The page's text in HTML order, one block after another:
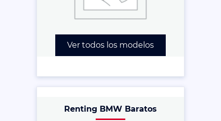
Ver todos los modelos
Renting BMW Baratos